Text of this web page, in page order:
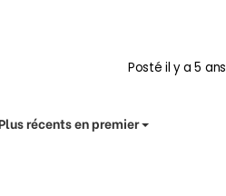
Postéil y a 5 ans
récents en premier